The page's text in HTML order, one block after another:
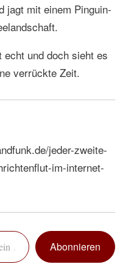
jagt mit einem Pinguin-
und doch sieht es
verrückte Zeit.
jeder-zweite-
im-internet-
Abonnieren